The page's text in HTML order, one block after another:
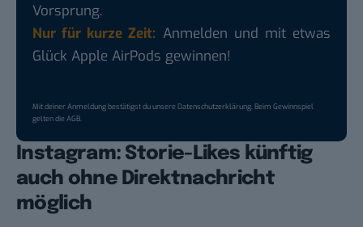
Vorsprung.
Nur für kurze Zeit: Anmelden und mit etwas
Glück Apple AirPods gewinnen!
Mit deiner Anmeldung bestätigst du unsereDatenschutzerklärung. Beim Gewinnspiel
gelten dieAGB.
Instagram: Storie-Likes künftig
auch ohne Direktnachricht
möglich